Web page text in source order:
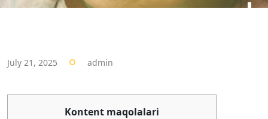
July 21, 2025 admin
Kontent maqolalari